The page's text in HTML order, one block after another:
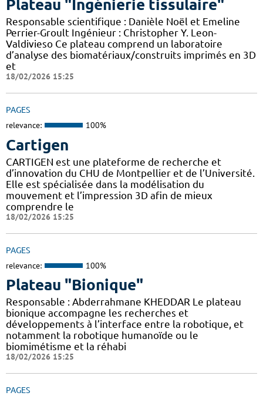
Plateau "Ingénierie tissulaire"
Responsable scientifique : Danièle Noël et Emeline
Perrier-Groult Ingénieur : Christopher Y. Leon-
Valdivieso Ce plateau comprend un laboratoire
d’analyse des biomatériaux/construits imprimés en 3D
et
18/02/2026 15:25
PAGES
relevance: 100%
Cartigen
CARTIGEN est une plateforme de recherche et
d’innovation du CHU de Montpellier et de l’Université.
Elle est spécialisée dans la modélisation du
mouvement et l’impression 3D afin de mieux
comprendre le
18/02/2026 15:25
PAGES
relevance: 100%
Plateau "Bionique"
Responsable : Abderrahmane KHEDDAR Le plateau
bionique accompagne les recherches et
développements à l’interface entre la robotique, et
notamment la robotique humanoïde ou le
biomimétisme et la réhabi
18/02/2026 15:25
PAGES